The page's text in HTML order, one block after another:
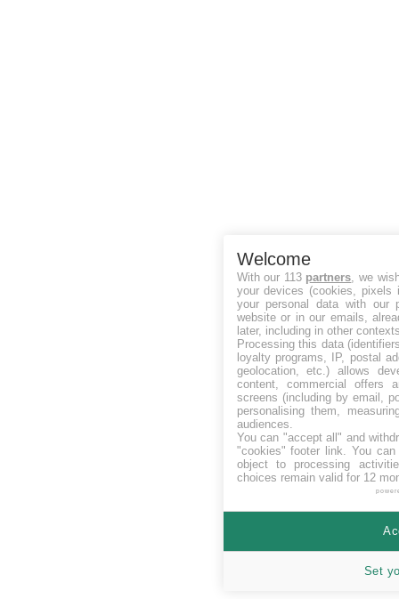
Welcome
With our 113 partners, we
your devices (cookies, pixels
your personal data with our
website or in our emails,
later, including in other
Processing this data
loyalty programs, IP, postal
geolocation, etc.) allows
content, commercial offers
screens (including by email,
personalising them,
audiences.
You can "accept all" and
"cookies" footer link. You can
object to processing
choices remain valid for 12
Set